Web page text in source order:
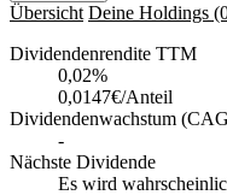
Übersicht Deine Holdings
Dividendenrendite TTM
0,02%
0,0147€/Anteil
Dividendenwachstum
-
Nächste Dividende
Es wird